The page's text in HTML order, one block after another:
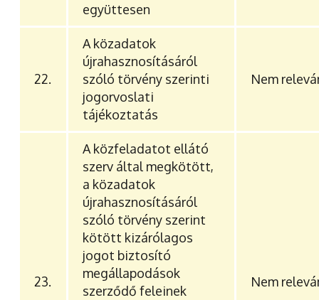
együttesen
22.
A közadatok
újrahasznosításáról
szóló törvény szerinti
jogorvoslati
tájékoztatás
Nem
23.
A közfeladatot ellátó
szerv által megkötött,
a közadatok
újrahasznosításáról
szóló törvény szerint
kötött kizárólagos
jogot biztosító
megállapodások
szerződő feleinek
Nem